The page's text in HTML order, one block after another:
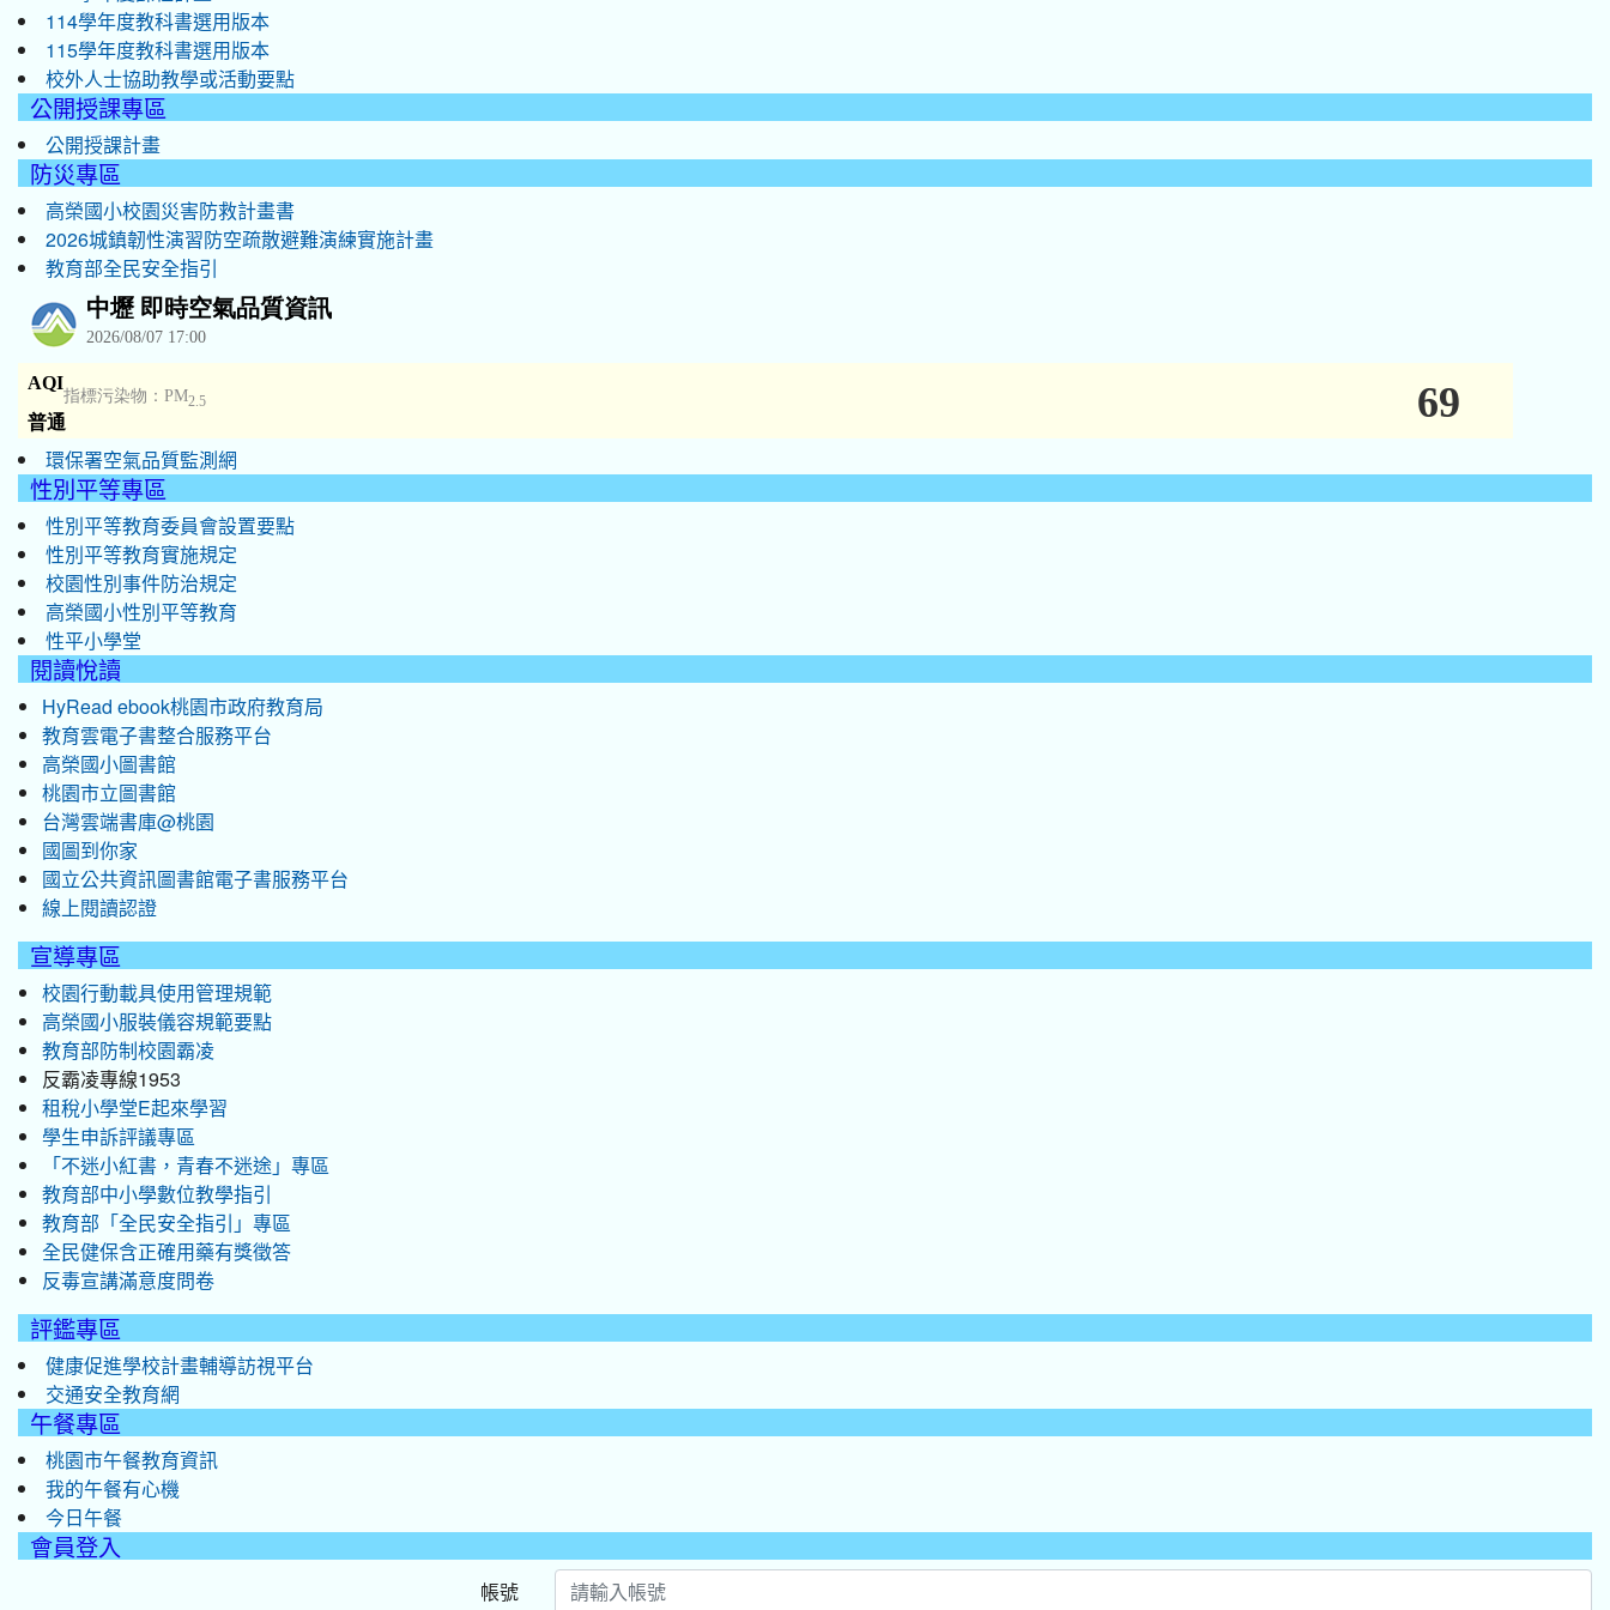
114學年度教科書選用版本
115學年度教科書選用版本
校外人士協助教學或活動要點
公開授課專區
公開授課計畫
防災專區
高榮國小校園災害防救計畫書
2026城鎮韌性演習防空疏散避難演練實施計畫
教育部全民安全指引
環保署空氣品質監測網
性別平等專區
性別平等教育委員會設置要點
性別平等教育實施規定
校園性別事件防治規定
高榮國小性別平等教育
性平小學堂
閱讀悅讀
HyRead ebook桃園市政府教育局
教育雲電子書整合服務平台
高榮國小圖書館
桃園市立圖書館
台灣雲端書庫@桃園
國圖到你家
國立公共資訊圖書館電子書服務平台
線上閱讀認證
宣導專區
校園行動載具使用管理規範
高榮國小服裝儀容規範要點
教育部防制校園霸凌
反霸凌專線1953
租稅小學堂E起來學習
學生申訴評議專區
「不迷小紅書，青春不迷途」專區
教育部中小學數位教學指引
教育部「全民安全指引」專區
全民健保含正確用藥有獎徵答
反毒宣講滿意度問卷
評鑑專區
健康促進學校計畫輔導訪視平台
交通安全教育網
午餐專區
桃園市午餐教育資訊
我的午餐有心機
今日午餐
會員登入
帳號